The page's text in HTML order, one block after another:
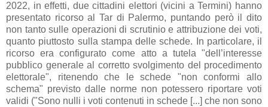
2022, in effetti, due cittadini elettori (vicini a Termini) hanno
presentato ricorso al Tar di Palermo, puntando però il dito
non tanto sulle operazioni di scrutinio e attribuzione dei voti,
quanto piuttosto sulla stampa delle schede. In particolare, il
ricorso era configurato come atto a tutela "dell’interesse
pubblico generale al corretto svolgimento del procedimento
elettorale", ritenendo che le schede "non conformi allo
schema" previsto dalle norme non potessero riportare voti
validi ("Sono nulli i voti contenuti in schede [...] che non sono